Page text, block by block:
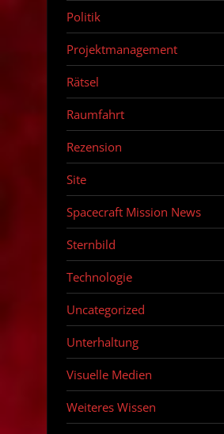
Politik
Projektmanagement
Rätsel
Raumfahrt
Rezension
Site
Spacecraft Mission News
Sternbild
Technologie
Uncategorized
Unterhaltung
Visuelle Medien
Weiteres Wissen